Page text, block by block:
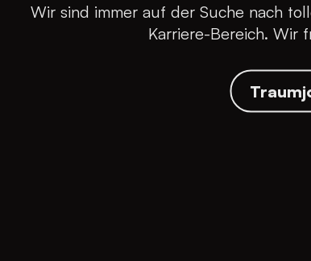
Wir sind immer auf der Suche nach
Karriere-Bereich. Wir